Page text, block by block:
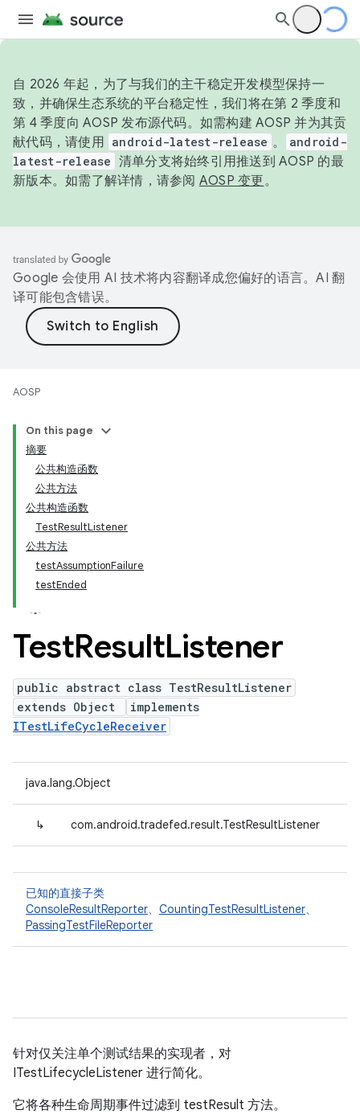
自 2026 年起，为了与我们的主干稳定开发模型保持一
致，并确保生态系统的平台稳定性，我们将在第 2 季度和
第 4 季度向 AOSP 发布源代码。如需构建 AOSP 并为其贡
献代码，请使用 android-latest-release 。
android-
latest-release 清单分支将始终引用推送到 AOSP 的最
新版本。如需了解详情，请参阅 AOSP 变更。
Google 会使用 AI 技术将内容翻译成您偏好的语言。AI 翻
译可能包含错误。
AOSP
On this page
摘要
公共构造函数
公共方法
公共构造函数
TestResultListener
公共方法
testAssumptionFailure
testEnded
TestResultListener
public abstract class TestResultListener
extends Object
implements
ITestLifeCycleReceiver
java.lang.Object
↳ com.android.tradefed.result.TestResultListener
已知的直接子类
ConsoleResultReporter、 CountingTestResultListener、
PassingTestFileReporter
针对仅关注单个测试结果的实现者，对
ITestLifecycleListener 进行简化。
它将各种生命周期事件过滤到 testResult 方法。